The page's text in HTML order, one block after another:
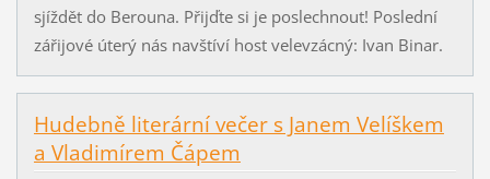
sjíždět do Berouna. Přijďte si je poslechnout! Poslední
zářijové úterý nás navštíví host velevzácný: Ivan Binar.
Hudebně literární večer s Janem Velíškem
a Vladimírem Čápem